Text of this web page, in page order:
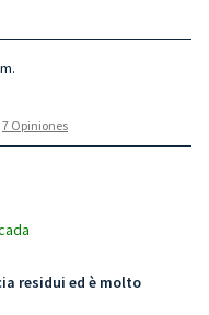
7 Opiniones
residui ed è molto